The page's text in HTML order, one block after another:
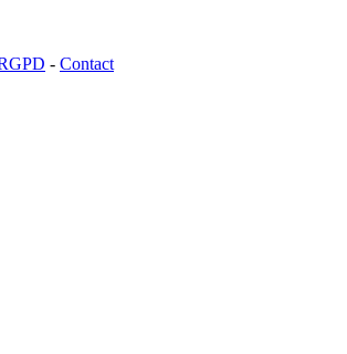
- Contact